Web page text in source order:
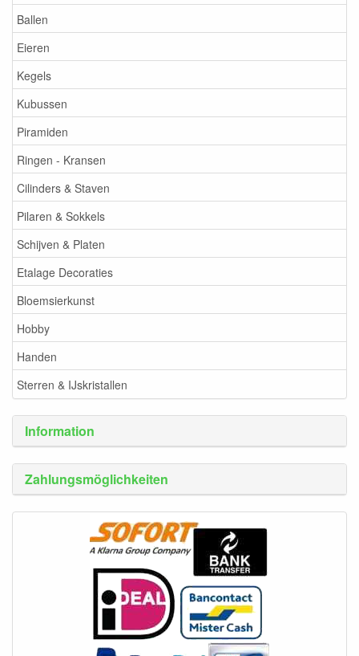
Ballen
Eieren
Kegels
Kubussen
Piramiden
Ringen - Kransen
Cilinders & Staven
Pilaren & Sokkels
Schijven & Platen
Etalage Decoraties
Bloemsierkunst
Hobby
Handen
Sterren & IJskristallen
Information
Zahlungsmöglichkeiten